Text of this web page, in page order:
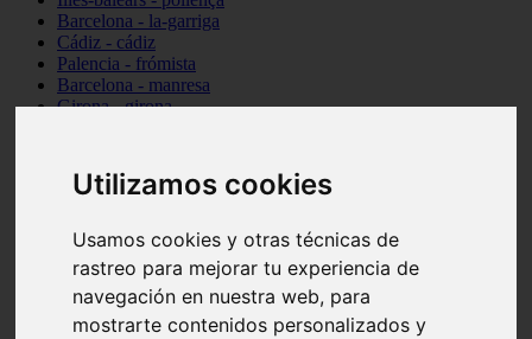
Utilizamos cookies
Usamos cookies y otras técnicas de
rastreo para mejorar tu experiencia de
navegación en nuestra web, para
mostrarte contenidos personalizados y
Barcelona - la-garriga
Cádiz - cádiz
Palencia - frómista
Barcelona - manresa
Girona - girona
Valencia - valencia
Málaga - nerja
A-coruña - santiago-de-compostela
Tarragona - tarragona
Asturias - gijón
Girona - figueres